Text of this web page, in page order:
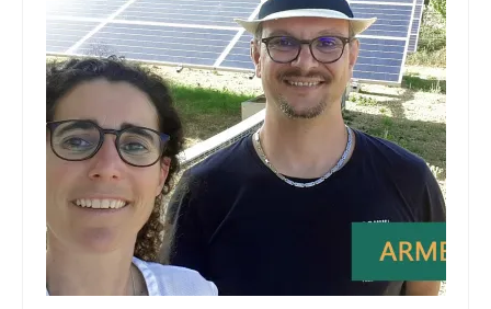
Adhérer
PROJETS
LE WATT CITOYEN
Parc Photovoltaïque
Structure juridique
Les lettres aux sociétaires
Inauguration du parc